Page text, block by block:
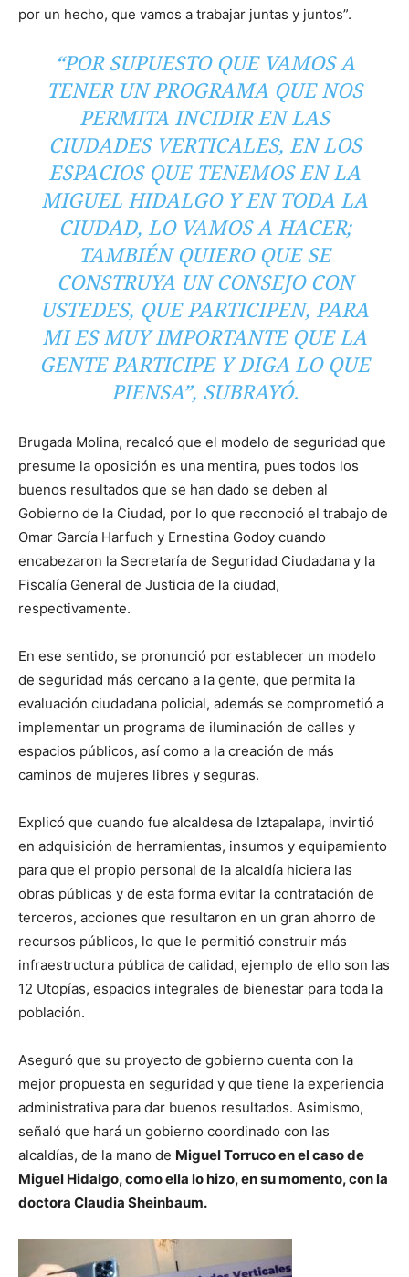
por un hecho, que vamos a trabajar juntas y juntos”.
“POR SUPUESTO QUE VAMOS A
TENER UN PROGRAMA QUE NOS
PERMITA INCIDIR EN LAS
CIUDADES VERTICALES, EN LOS
ESPACIOS QUE TENEMOS EN LA
MIGUEL HIDALGO Y EN TODA LA
CIUDAD, LO VAMOS A HACER;
TAMBIÉN QUIERO QUE SE
CONSTRUYA UN CONSEJO CON
USTEDES, QUE PARTICIPEN, PARA
MI ES MUY IMPORTANTE QUE LA
GENTE PARTICIPE Y DIGA LO QUE
PIENSA”, SUBRAYÓ.
Brugada Molina, recalcó que el modelo de seguridad que
presume la oposición es una mentira, pues todos los
buenos resultados que se han dado se deben al
Gobierno de la Ciudad, por lo que reconoció el trabajo de
Omar García Harfuch y Ernestina Godoy cuando
encabezaron la Secretaría de Seguridad Ciudadana y la
Fiscalía General de Justicia de la ciudad,
respectivamente.
En ese sentido, se pronunció por establecer un modelo
de seguridad más cercano a la gente, que permita la
evaluación ciudadana policial, además se comprometió a
implementar un programa de iluminación de calles y
espacios públicos, así como a la creación de más
caminos de mujeres libres y seguras.
Explicó que cuando fue alcaldesa de Iztapalapa, invirtió
en adquisición de herramientas, insumos y equipamiento
para que el propio personal de la alcaldía hiciera las
obras públicas y de esta forma evitar la contratación de
terceros, acciones que resultaron en un gran ahorro de
recursos públicos, lo que le permitió construir más
infraestructura pública de calidad, ejemplo de ello son las
12 Utopías, espacios integrales de bienestar para toda la
población.
Aseguró que su proyecto de gobierno cuenta con la
mejor propuesta en seguridad y que tiene la experiencia
administrativa para dar buenos resultados. Asimismo,
señaló que hará un gobierno coordinado con las
alcaldías, de la mano de Miguel Torruco en el caso de
Miguel Hidalgo, como ella lo hizo, en su momento, con la
doctora Claudia Sheinbaum.